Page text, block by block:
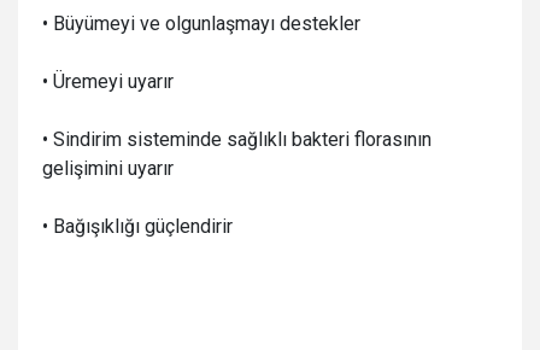
• Büyümeyi ve olgunlaşmayı destekler
• Üremeyi uyarır
• Sindirim sisteminde sağlıklı bakteri florasının
gelişimini uyarır
• Bağışıklığı güçlendirir